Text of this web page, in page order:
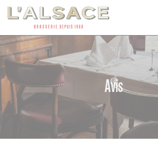
Personnalisation de vos choix en matière de
Avis